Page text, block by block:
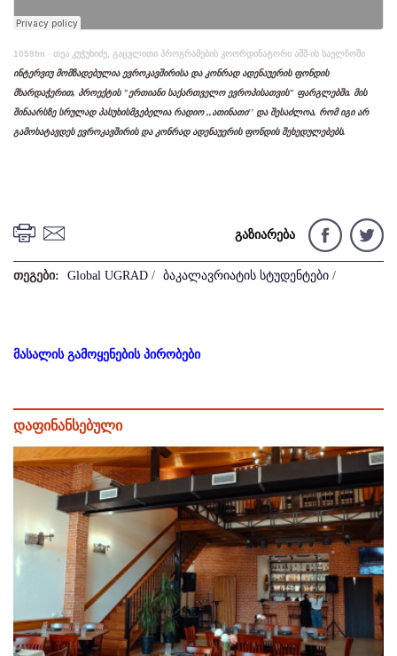
1059fm · თეა კუჭუხიძე, გაცვლითი პროგრამების კოორდინატორი აშშ-ის საელჩოში
ინტერვიუ მომზადებულია ევროკავშირისა და კონრად ადენაუერის ფონდის
მხარდაჭერით, პროექტის "ერთიანი საქართველო ევროპისათვის" ფარგლებში. მის
შინაარსზე სრულად პასუხისმგებელია რადიო ,,ათინათი'' და შესაძლოა, რომ იგი არ
გამოხატავდეს ევროკავშირის და კონრად ადენაუერის ფონდის შეხედულებებს.
გაზიარება
თეგები: Global UGRAD / ბაკალავრიატის სტუდენტები /
მასალის გამოყენების პირობები
დაფინანსებული